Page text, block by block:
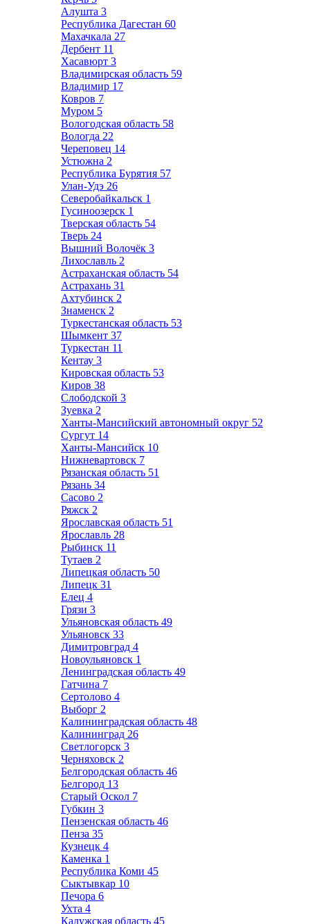
Алушта 3
Республика Дагестан 60
Махачкала 27
Дербент 11
Хасавюрт 3
Владимирская область 59
Владимир 17
Ковров 7
Муром 5
Вологодская область 58
Вологда 22
Череповец 14
Устюжна 2
Республика Бурятия 57
Улан-Удэ 26
Северобайкальск 1
Гусиноозерск 1
Тверская область 54
Тверь 24
Вышний Волочёк 3
Лихославль 2
Астраханская область 54
Астрахань 31
Ахтубинск 2
Знаменск 2
Туркестанская область 53
Шымкент 37
Туркестан 11
Кентау 3
Кировская область 53
Киров 38
Слободской 3
Зуевка 2
Ханты-Мансийский автономный округ 52
Сургут 14
Ханты-Мансийск 10
Нижневартовск 7
Рязанская область 51
Рязань 34
Сасово 2
Ряжск 2
Ярославская область 51
Ярославль 28
Рыбинск 11
Тутаев 2
Липецкая область 50
Липецк 31
Елец 4
Грязи 3
Ульяновская область 49
Ульяновск 33
Димитровград 4
Новоульяновск 1
Ленинградская область 49
Гатчина 7
Сертолово 4
Выборг 2
Калининградская область 48
Калининград 26
Светлогорск 3
Черняховск 2
Белгородская область 46
Белгород 13
Старый Оскол 7
Губкин 3
Пензенская область 46
Пенза 35
Кузнецк 4
Каменка 1
Республика Коми 45
Сыктывкар 10
Печора 6
Ухта 4
Калужская область 45